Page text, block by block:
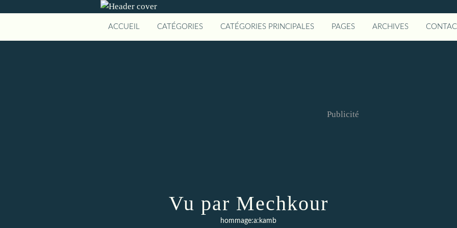
ACCUEIL CATÉGORIES CATÉGORIES PRINCIPALES PAGES ARCHIVES
Publicité
Vu par Mechkour
hommage:a:kamb